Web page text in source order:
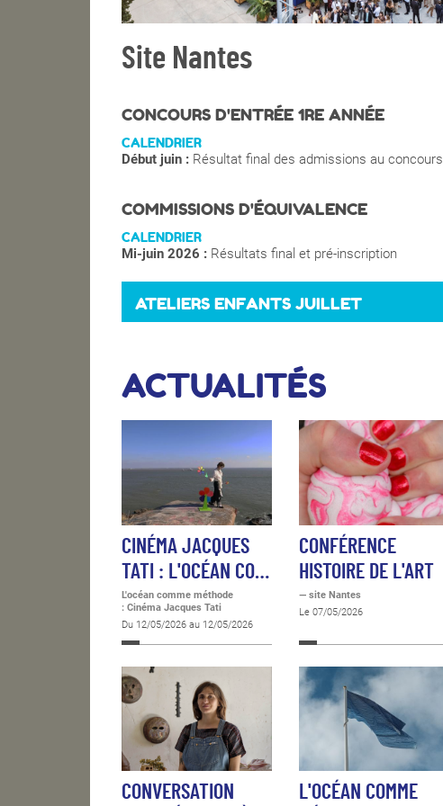
Site Nantes
CONCOURS D'ENTRÉE 1RE ANNÉE
CALENDRIER
Début juin : Résultat final des admissions au concours
COMMISSIONS D'ÉQUIVALENCE
CALENDRIER
Mi-juin 2026 : Résultats final et pré-inscription
ATELIERS ENFANTS JUILLET
ACTUALITÉS
CINÉMA JACQUES
TATI : L'OCÉAN CO…
L'océan comme méthode
: Cinéma Jacques Tati
Du 12/05/2026 au 12/05/2026
CONFÉRENCE
HISTOIRE DE L'ART
— site Nantes
Le 07/05/2026
CONVERSATION
L'OCÉAN COMME